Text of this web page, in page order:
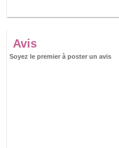
Avis
Soyez le premier à poster un avis